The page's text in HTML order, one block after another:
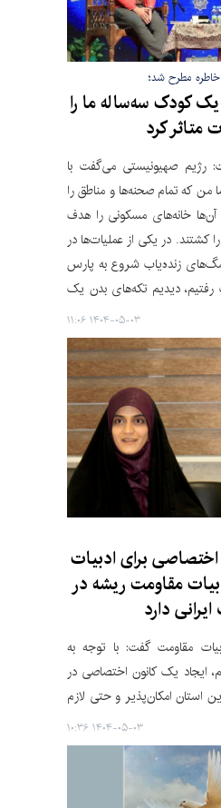
مطرح شد؛
کودک سه‌ساله ما را
متاثر کرد
رژیم صهیونیستی می‌گفت با
من که تمام صحنه‌ها و مناطق را
آن‌ها خانه‌های مسکونی را هدف
کشتند. در یکی از عملیات‌ها در
زنده‌یاب شروع به پارس
دیدیم تکه‌های بدن یک
۱۴۰۴-۰۵-۰۳ ۱۱:۰۶
اختصاصی برای ادبیات
مقاومت ریشه در
دارد
مقاومت گفت: با توجه به
ایجاد یک کانون اختصاصی در
استان امکان‌پذیر و حتی لازم
۱۴۰۴-۰۵-۰۳ ۱۰:۳۶